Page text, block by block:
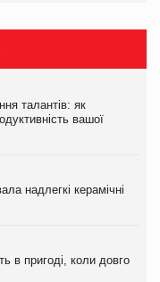
талантів: як
вашої
надлегкі керамічні
в пригоді, коли довго